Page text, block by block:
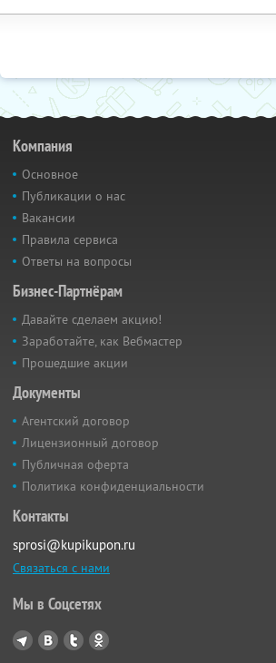
Компания
Основное
Публикации о нас
Вакансии
Правила сервиса
Ответы на вопросы
Бизнес-Партнёрам
Давайте сделаем акцию!
Заработайте, как Вебмастер
Прошедшие акции
Документы
Агентский договор
Лицензионный договор
Публичная оферта
Политика конфиденциальности
Контакты
sprosi@kupikupon.ru
Связаться с нами
Мы в Соцсетях